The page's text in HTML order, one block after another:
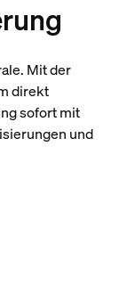
Mit der
direkt
sofort mit
und